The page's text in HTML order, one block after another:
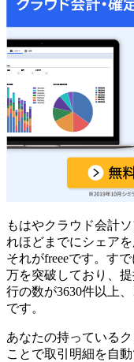
もはやクラウド会計
れほどまでにシェア
それがfreeeです。 すで
万を突破 しており、
行の数が3630件以上
です。
あなたの持っている
ことで取引明細を自